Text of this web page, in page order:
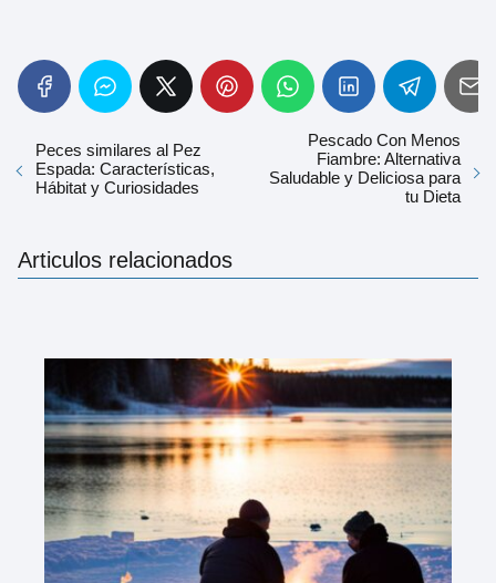
Peces similares al Pez
Espada: Características,
Hábitat y Curiosidades
Pescado Con Menos
Fiambre: Alternativa
Saludable y Deliciosa para
tu Dieta
Articulos relacionados